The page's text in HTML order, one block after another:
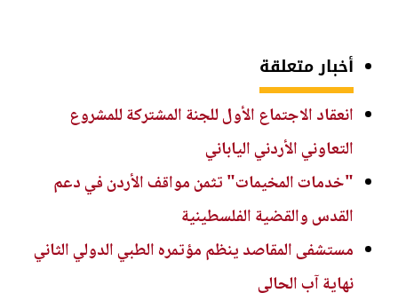
أخبار متعلقة
انعقاد الاجتماع الأول للجنة المشتركة للمشروع
التعاوني الأردني الياباني
"خدمات المخيمات" تثمن مواقف الأردن في دعم
القدس والقضية الفلسطينية
مستشفى المقاصد ينظم مؤتمره الطبي الدولي الثاني
نهاية آب الحالي